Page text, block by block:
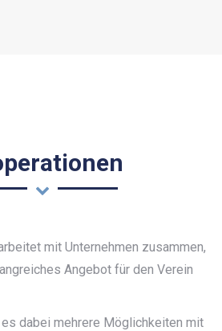
mit Unternehmen zusammen,
Angebot für den Verein
es dabei mehrere Möglichkeiten mit